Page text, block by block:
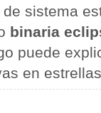
sistema
binaria
puede
en